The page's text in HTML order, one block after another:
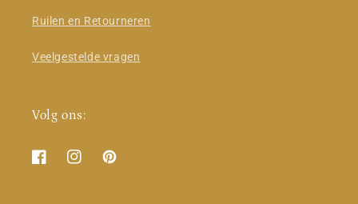
Ruilen en Retourneren
Veelgestelde vragen
Volg ons:
FacebookInstagramPinterest